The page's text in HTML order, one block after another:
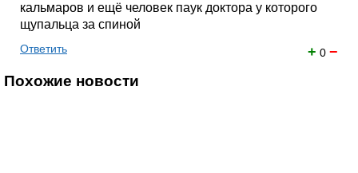
кальмаров и ещё человек паук доктора у которого
щупальца за спиной
+ 0 −
Ответить
Похожие новости